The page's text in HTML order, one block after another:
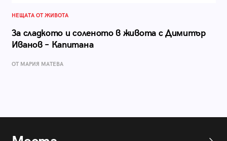
НЕЩАТА ОТ ЖИВОТА
За сладкото и соленото в живота с Димитър
Иванов – Капитана
ОТ МАРИЯ МАТЕВА